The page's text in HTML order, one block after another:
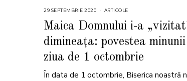
29 SEPTEMBRIE 2020 ARTICOLE
Maica Domnului i-a
dimineața: povestea
ziua de 1 octombrie
În data de 1 octombrie, Biserica noastră